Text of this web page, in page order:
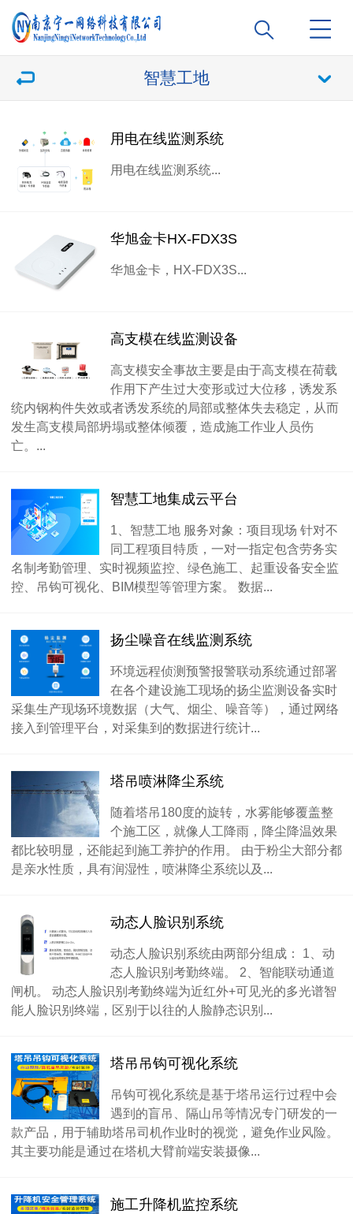
智慧工地
用电在线监测系统
用电在线监测系统...
华旭金卡HX-FDX3S
华旭金卡，HX-FDX3S...
高支模在线监测设备
高支模安全事故主要是由于高支模在荷载
作用下产生过大变形或过大位移，诱发系
统内钢构件失效或者诱发系统的局部或整体失去稳定，从而
发生高支模局部坍塌或整体倾覆，造成施工作业人员伤
亡。...
智慧工地集成云平台
1、智慧工地 服务对象：项目现场 针对不
同工程项目特质，一对一指定包含劳务实
名制考勤管理、实时视频监控、绿色施工、起重设备安全监
控、吊钩可视化、BIM模型等管理方案。 数据...
扬尘噪音在线监测系统
环境远程侦测预警报警联动系统通过部署
在各个建设施工现场的扬尘监测设备实时
采集生产现场环境数据（大气、烟尘、噪音等），通过网络
接入到管理平台，对采集到的数据进行统计...
塔吊喷淋降尘系统
随着塔吊180度的旋转，水雾能够覆盖整
个施工区，就像人工降雨，降尘降温效果
都比较明显，还能起到施工养护的作用。 由于粉尘大部分都
是亲水性质，具有润湿性，喷淋降尘系统以及...
动态人脸识别系统
动态人脸识别系统由两部分组成： 1、动
态人脸识别考勤终端。 2、智能联动通道
闸机。 动态人脸识别考勤终端为近红外+可见光的多光谱智
能人脸识别终端，区别于以往的人脸静态识别...
塔吊吊钩可视化系统
吊钩可视化系统是基于塔吊运行过程中会
遇到的盲吊、隔山吊等情况专门研发的一
款产品，用于辅助塔吊司机作业时的视觉，避免作业风险。
其主要功能是通过在塔机大臂前端安装摄像...
施工升降机监控系统